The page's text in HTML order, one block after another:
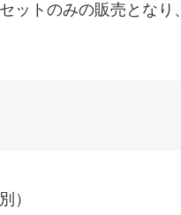
ットのみの販売とな
）